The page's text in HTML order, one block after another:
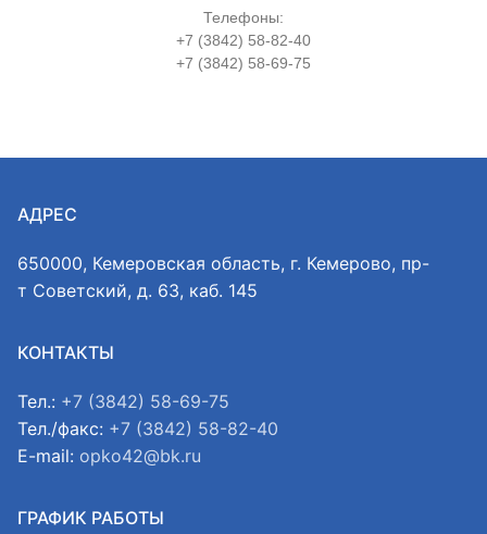
Телефоны:
+7 (3842) 58-82-40
+7 (3842) 58-69-75
АДРЕС
650000, Кемеровская область, г. Кемерово, пр-
т Советский, д. 63, каб. 145
КОНТАКТЫ
Тел.: +7 (3842) 58-69-75
Тел./факс: +7 (3842) 58-82-40
E-mail: opko42@bk.ru
ГРАФИК РАБОТЫ